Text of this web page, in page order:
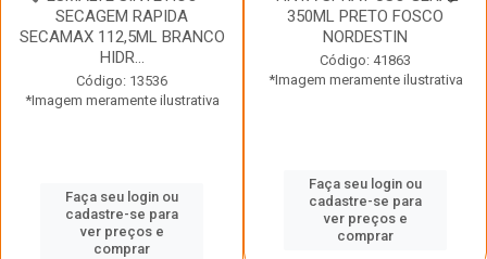
SECAGEM RAPIDA
SECAMAX 112,5ML BRANCO
HIDR...
Código: 13536
*Imagem meramente ilustrativa
Faça seu login ou
cadastre-se para
ver preços e
comprar
350ML PRETO FOSCO
NORDESTIN
Código: 41863
*Imagem meramente ilustrativa
Faça seu login ou
cadastre-se para
ver preços e
comprar